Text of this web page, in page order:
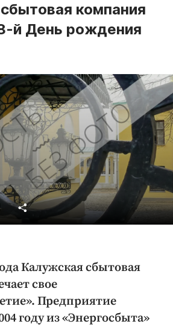
и ЖКХ
бизнес
компания
й День рождения
Калужская сбытовая
свое
Предприятие
году из «Энергосбыта»